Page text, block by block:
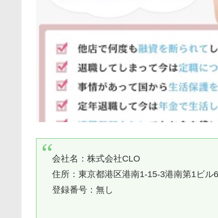
会社名：株式会社CLO
住所：東京都港区港南1-15-3港南第1ビル
登録番号：無し